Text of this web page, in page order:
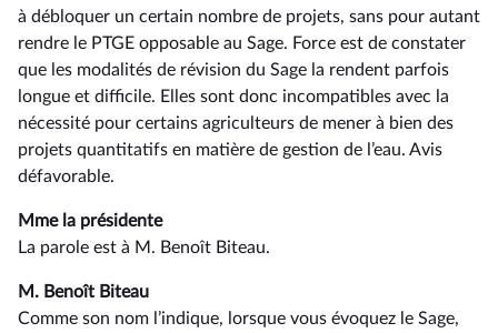
à débloquer un certain nombre de projets, sans pour autant
rendre le PTGE opposable au Sage. Force est de constater
que les modalités de révision du Sage la rendent parfois
longue et difficile. Elles sont donc incompatibles avec la
nécessité pour certains agriculteurs de mener à bien des
projets quantitatifs en matière de gestion de l’eau. Avis
défavorable.
Mme la présidente
La parole est à M. Benoît Biteau.
M. Benoît Biteau
Comme son nom l’indique, lorsque vous évoquez le Sage,